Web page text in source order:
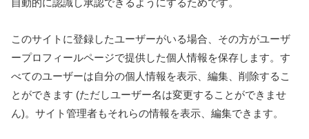
自動的に認識し承認できるようにするためです。
このサイトに登録したユーザーがいる場合、その方がユーザ
ープロフィールページで提供した個人情報を保存します。す
べてのユーザーは自分の個人情報を表示、編集、削除するこ
とができます (ただしユーザー名は変更することができませ
ん)。サイト管理者もそれらの情報を表示、編集できます。